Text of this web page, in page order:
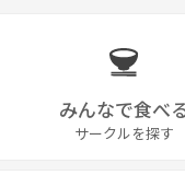
みんなで食べ
サークルを探す